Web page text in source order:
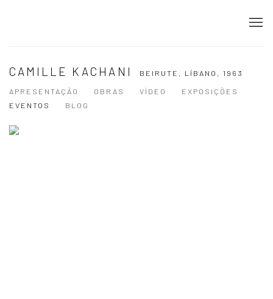
CAMILLE KACHANI BEIRUTE, LÍBANO, 1963
APRESENTAÇÃO
OBRAS VÍDEO
EXPOSIÇÕES
EVENTOS
BLOG